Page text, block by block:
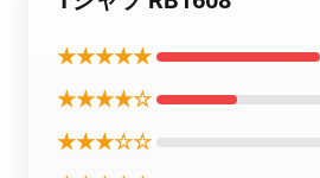
★★★★★
★★★★☆
★★★☆☆